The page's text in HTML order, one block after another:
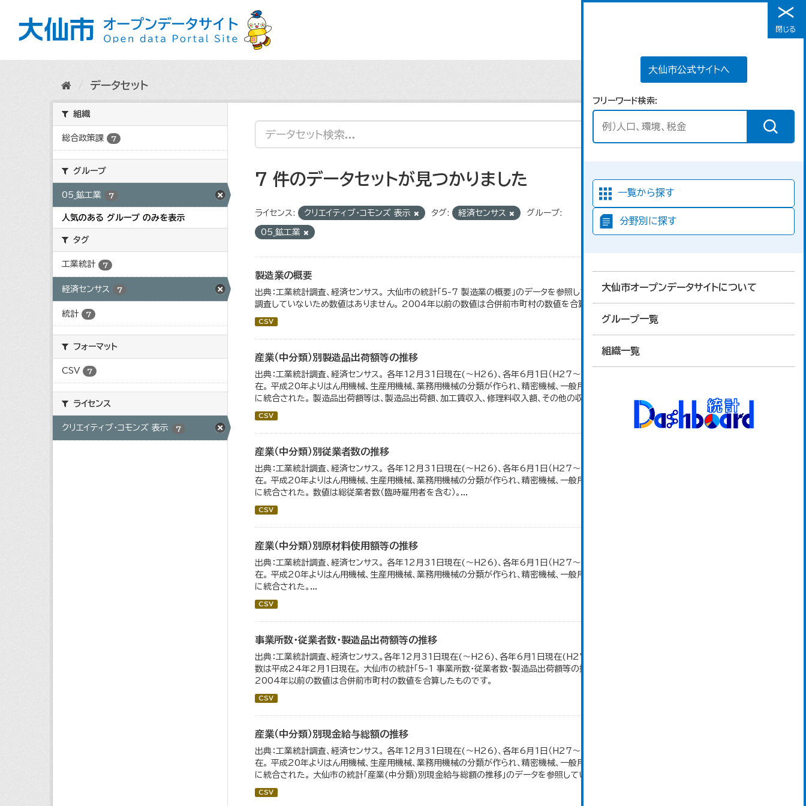
メニュー
大仙市公式サイトへ
フリーワード検索
一覧から探す
分野別に探す
大仙市オープンデータサイトについて
グループ一覧
組織一覧
閉じる
データセット
組織
総合政策課 7
グループ
05_鉱工業 7
人気のある グループ のみを表示
タグ
工業統計 7
経済センサス 7
統計 7
フォーマット
CSV 7
ライセンス
クリエイティブ・コモンズ 表示 7
7 件のデータセットが見つかりました
ライセンス: クリエイティブ・コモンズ 表示 タグ: 経済センサス グループ:
05_鉱工業
製造業の概要
出典：工業統計調査、経済センサス。 大仙市の統計「5-7 製造業の概要」のデータを参照しています。 2007年以前は「生産額」を
調査していないため数値はありません。 2004年以前の数値は合併前市町村の数値を合算したものです。
CSV
産業（中分類）別製造品出荷額等の推移
出典：工業統計調査、経済センサス。 各年12月31日現在(～H26)、各年6月1日（H27～）・平成23年のみ平成24年2月1日現
在。 平成20年よりはん用機械、生産用機械、業務用機械の分類が作られ、精密機械、一般用機械の分類は廃止。また、衣服は繊維
に統合された。 製造品出荷額等は、製造品出荷額、加工賃収入、修理料収入額、その他の収入額の合計。...
CSV
産業（中分類）別従業者数の推移
出典：工業統計調査、経済センサス。 各年12月31日現在(～H26)、各年6月1日（H27～）・平成23年のみ平成24年2月1日現
在。 平成20年よりはん用機械、生産用機械、業務用機械の分類が作られ、精密機械、一般用機械の分類は廃止。また、衣服は繊維
に統合された。 数値は総従業者数（臨時雇用者を含む）。...
CSV
産業（中分類）別原材料使用額等の推移
出典：工業統計調査、経済センサス。 各年12月31日現在(～H26)、各年6月1日（H27～）・平成23年のみ平成24年2月1日現
在。 平成20年よりはん用機械、生産用機械、業務用機械の分類が作られ、精密機械、一般用機械の分類は廃止。また、衣服は繊維
に統合された。...
CSV
事業所数・従業者数・製造品出荷額等の推移
出典：工業統計調査、経済センサス。各年12月31日現在(～H26)、各年6月１日現在(H27～)。 平成23年のみ事業所数、従業者
数は平成24年2月1日現在。 大仙市の統計「5-1 事業所数・従業者数・製造品出荷額等の推移」のデータを参照しています。
2004年以前の数値は合併前市町村の数値を合算したものです。
CSV
産業（中分類）別現金給与総額の推移
出典：工業統計調査、経済センサス。 各年12月31日現在(～H26)、各年6月1日（H27～）・平成23年のみ平成24年2月1日現
在。 平成20年よりはん用機械、生産用機械、業務用機械の分類が作られ、精密機械、一般用機械の分類は廃止。また、衣服は繊維
に統合された。 大仙市の統計「産業(中分類)別現金給与総額の推移」のデータを参照しています。...
CSV